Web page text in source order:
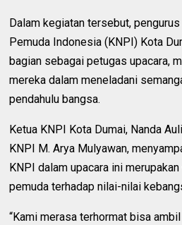
Dalam kegiatan tersebut,
Pemuda Indonesia (KNPI) Kota
bagian sebagai petugas upacara,
mereka dalam meneladani
pendahulu bangsa.
Ketua KNPI Kota Dumai, Nanda
KNPI M. Arya Mulyawan,
KNPI dalam upacara ini
pemuda terhadap nilai-nilai
“Kami merasa terhormat bisa